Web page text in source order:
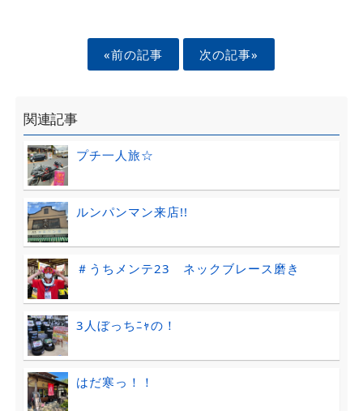
«前の記事 次の記事»
関連記事
プチ一人旅☆
ルンパンマン来店!!
＃うちメンテ23 ネックブレース磨き
3人ぼっちﾆｬの！
はだ寒っ！！